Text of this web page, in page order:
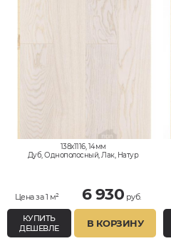
138x1116, 14мм
Дуб, Однополосный, Лак, Натур
Цена за 1 м² 6 930 руб.
КУПИТЬ
ДЕШЕВЛЕ
В КОРЗИНУ